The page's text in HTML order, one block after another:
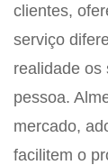
clientes,
serviço
realidade os
pessoa.
mercado,
facilitem o